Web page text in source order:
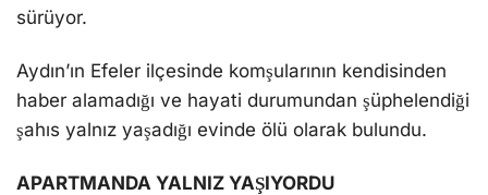
sürüyor.
Aydın’ın Efeler ilçesinde komşularının kendisinden
haber alamadığı ve hayati durumundan şüphelendiği
şahıs yalnız yaşadığı evinde ölü olarak bulundu.
APARTMANDA YALNIZ YAŞIYORDU